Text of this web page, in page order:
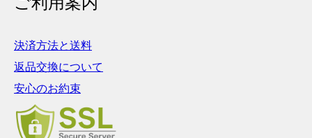
決済方法と送料
返品交換について
安心のお約束